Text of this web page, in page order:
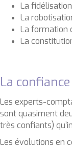
La
La
La formation
La
La
Les experts-
sont quasiment
très confiants)
Les évolutions en